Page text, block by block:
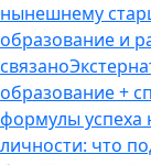
нынешнему
образование и
связано
образование +
формулы успеха
личности: что